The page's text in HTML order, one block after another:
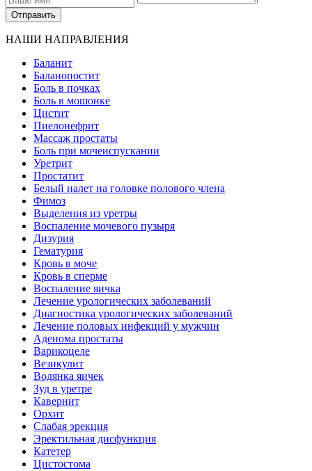
НАШИ НАПРАВЛЕНИЯ
Баланит
Баланопостит
Боль в почках
Боль в мошонке
Цистит
Пиелонефрит
Массаж простаты
Боль при мочеиспускании
Уретрит
Простатит
Белый налет на головке полового члена
Фимоз
Выделения из уретры
Воспаление мочевого пузыря
Дизурия
Гематурия
Кровь в моче
Кровь в сперме
Воспаление яичка
Лечение урологических заболеваний
Диагностика урологических заболеваний
Лечение половых инфекций у мужчин
Аденома простаты
Варикоцеле
Везикулит
Водянка яичек
Зуд в уретре
Кавернит
Орхит
Слабая эрекция
Эректильная дисфункция
Катетер
Цистостома